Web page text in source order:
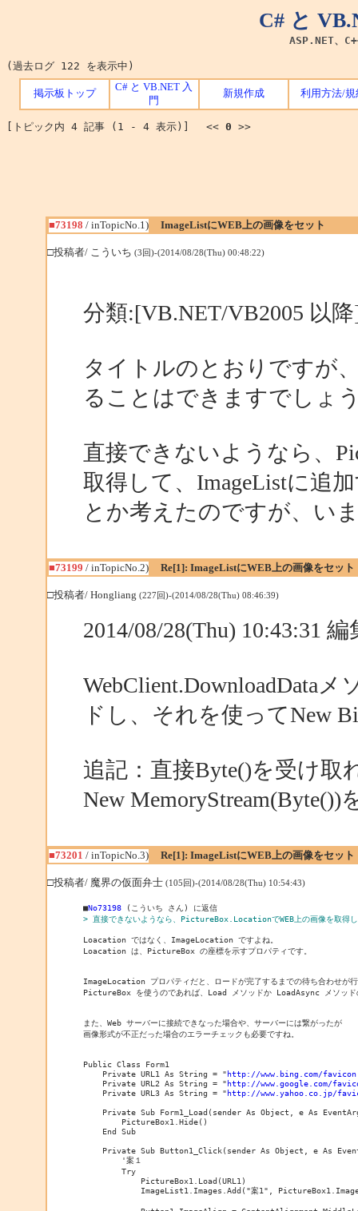
C# と
ASP.NET、
(過去ログ 122 を表示中)
掲示板トップ
C# と VB.NET 入
門
新規作成 利用方法/規
[トピック内 4 記事 (1 - 4 表示)] << 0 >>
■73198 / inTopicNo.1) ImageListにWEB上の画像をセット
□投稿者/ こういち (3回)-(2014/08/28(Thu) 00:48:22)
分類:[VB.NET/VB2005 以
タイトルのとおりですが
ることはできますでしょ
直接できないようなら、
取得して、ImageListに追
とか考えたのですが、い
■73199 / inTopicNo.2) Re[1]: ImageListにWEB上の画像をセット
□投稿者/ Hongliang (227回)-(2014/08/28(Thu) 08:46:39)
2014/08/28(Thu) 10:43:31
WebClient.DownloadData
ドし、それを使ってNew
追記：直接Byte()を受け取
New
■73201 / inTopicNo.3) Re[1]: ImageListにWEB上の画像をセット
□投稿者/ 魔界の仮面弁士 (105回)-(2014/08/28(Thu) 10:54:43)
■No73198
(こういち さん) に返信
> 直接できないようなら、PictureBox.LocationでWEB上の画像を取得
Loacation ではなく、ImageLocation ですよね。
Loacation は、PictureBox の座標を示すプロパティです。
ImageLocation プロパティだと、ロードが完了するまでの待ち合わせが
PictureBox を使うのであれば、Load メソッドか LoadAsync メソッド
また、Web サーバーに接続できなった場合や、サーバーには繋がったが
画像形式が不正だった場合のエラーチェックも必要ですね。
Public Class Form1
    Private URL1 As String = "
http://www.bing.com/
    Private URL2 As String = "
http://www.google.com/
    Private URL3 As String = "
http://www.yahoo.co.jp/
Private Sub Form1_Load(sender As Object, e As
        PictureBox1.Hide()
    End Sub
Private Sub Button1_Click(sender As Object, e As
        '案１
        Try
            PictureBox1.Load(URL1)
ImageList1.Images.Add("案1",